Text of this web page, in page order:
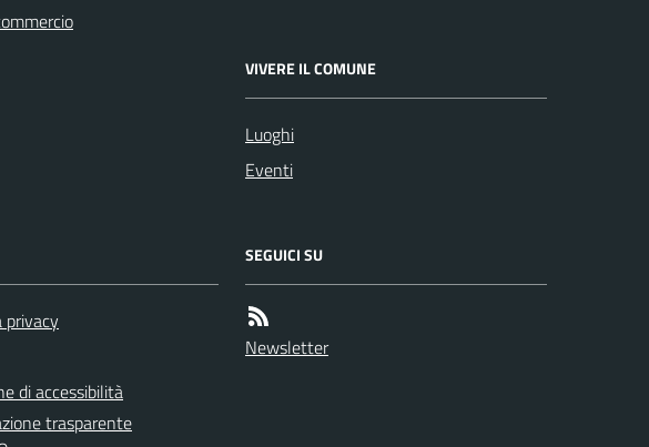
VIVERE IL COMUNE
Luoghi
Eventi
di accessibilità
trasparente
SEGUICI SU
Newsletter